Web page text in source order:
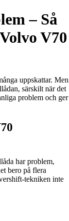
– Så
V70
uppskattar. Men
särskilt när det
problem och ger
har problem,
bero på flera
tekniken inte